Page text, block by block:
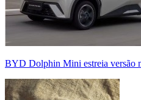
BYD Dolphin Mini estreia versão